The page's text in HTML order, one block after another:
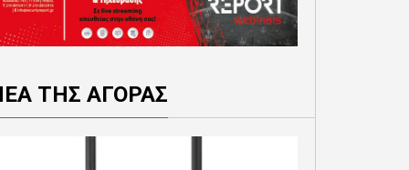
ΤΗΣ ΑΓΟΡΑΣ